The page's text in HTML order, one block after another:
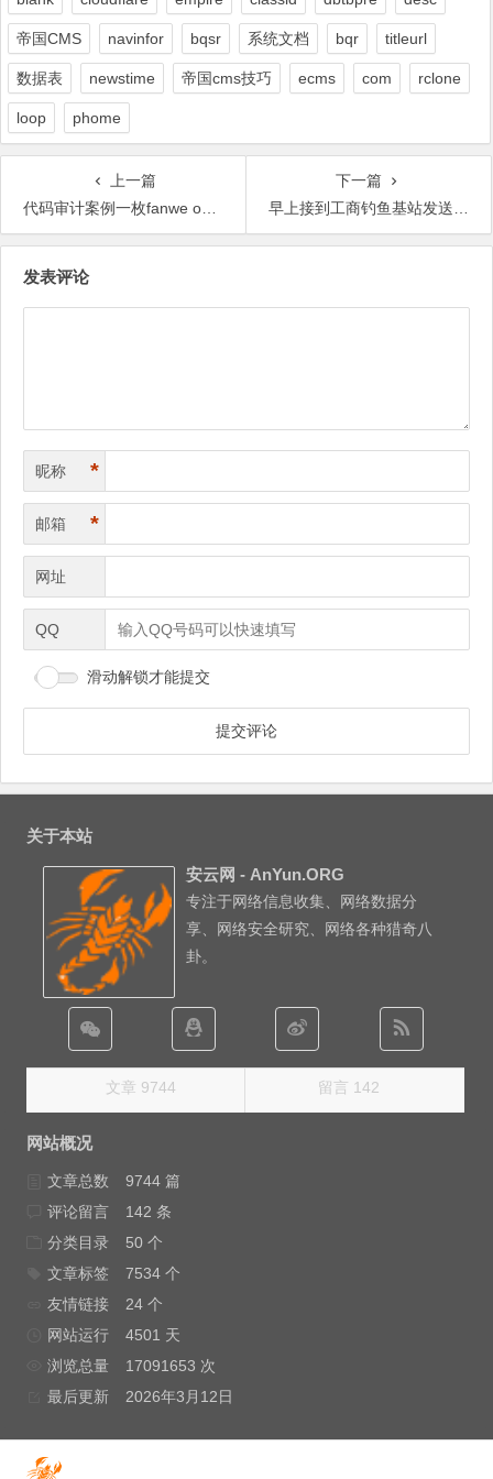
帝国CMS navinfor bqsr 系统文档 bqr titleurl
数据表 newstime 帝国cms技巧 ecms com rclone
loop phome
上一篇
代码审计案例一枚fanwe o2o 笔记
下一篇
早上接到工商钓鱼基站发送的钓鱼信息 来干
发表评论
昵称 *
邮箱 *
网址
QQ
滑动解锁才能提交
关于本站
安云网 - AnYun.ORG
专注于网络信息收集、网络数据分
享、网络安全研究、网络各种猎奇八
卦。
文章 9744 留言 142
网站概况
文章总数
9744 篇
评论留言
142 条
分类目录
50 个
文章标签
7534 个
友情链接
24 个
网站运行
4501 天
浏览总量
17091653 次
最后更新
2026年3月12日